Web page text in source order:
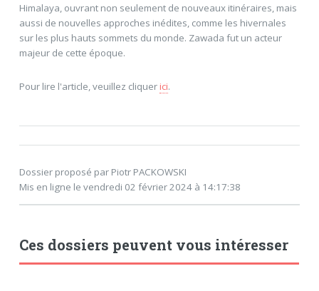
Himalaya, ouvrant non seulement de nouveaux itinéraires, mais
aussi de nouvelles approches inédites, comme les hivernales
sur les plus hauts sommets du monde. Zawada fut un acteur
majeur de cette époque.
Pour lire l'article, veuillez cliquerici.
Dossier proposé par Piotr PACKOWSKI
Mis en ligne le vendredi 02 février 2024 à 14:17:38
Ces dossiers peuvent vous intéresser